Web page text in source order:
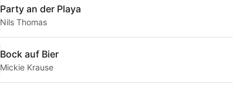
Party an der Playa
Nils Thomas
Bock auf Bier
Mickie Krause